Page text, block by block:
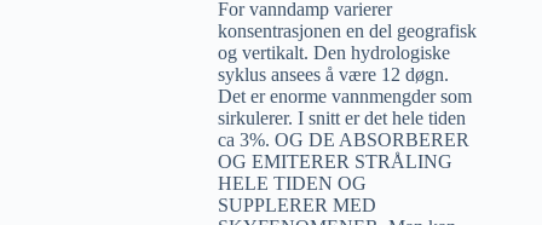
For vanndamp varierer
konsentrasjonen en del geografisk
og vertikalt. Den hydrologiske
syklus ansees å være 12 døgn.
Det er enorme vannmengder som
sirkulerer. I snitt er det hele tiden
ca 3%. OG DE ABSORBERER
OG EMITERER STRÅLING
HELE TIDEN OG
SUPPLERER MED